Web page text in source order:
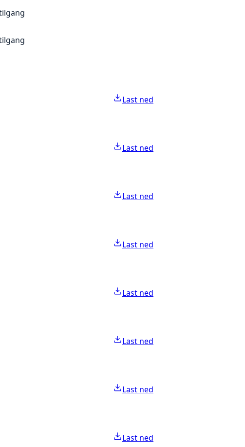
Last ned
Last ned
Last ned
Last ned
Last ned
Last ned
Last ned
Last ned